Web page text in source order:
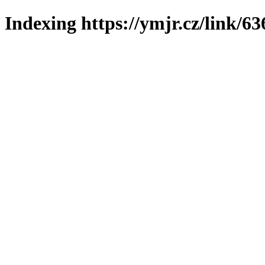
Indexing https://ymjr.cz/link/